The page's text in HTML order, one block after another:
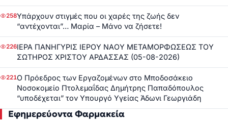
258Υπάρχουν στιγμές που οι χαρές της ζωής δεν
“αντέχονται”… Μαρία – Μάνο να ζήσετε!
226ΙΕΡΑ ΠΑΝΗΓΥΡΙΣ ΙΕΡΟΥ ΝΑΟΥ ΜΕΤΑΜΟΡΦΩΣΕΩΣ ΤΟΥ
ΣΩΤΗΡΟΣ ΧΡΙΣΤΟΥ ΑΡΔΑΣΣΑΣ (05-08-2026)
221Ο Πρόεδρος των Εργαζομένων στο Μποδοσάκειο
Νοσοκομείο Πτολεμαΐδας Δημήτρης Παπαδόπουλος
“υποδέχεται” τον Υπουργό Υγείας Άδωνι Γεωργιάδη
Εφημερεύοντα Φαρμακεία